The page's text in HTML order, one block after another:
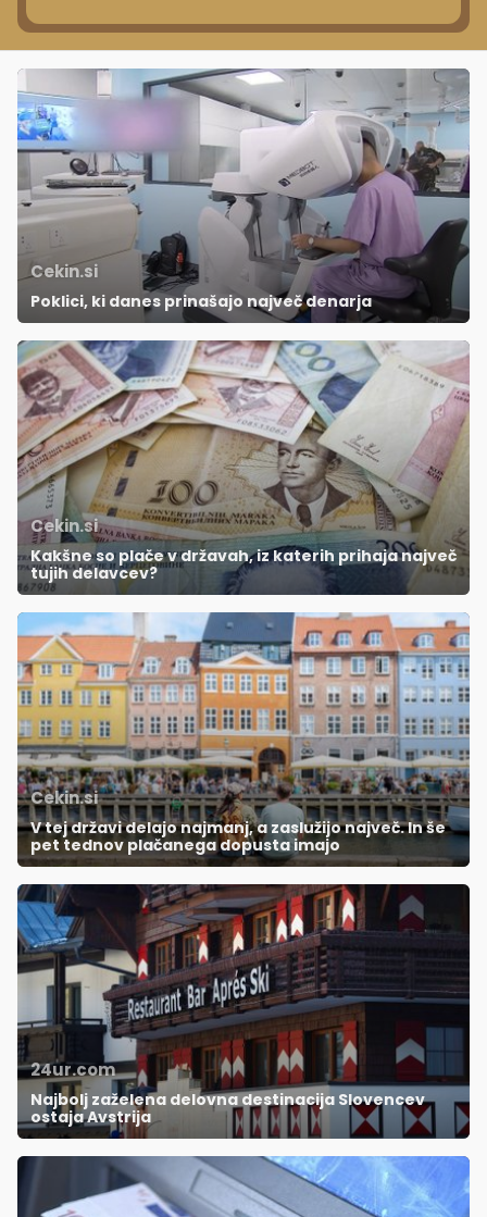
Cekin.si
Poklici, ki danes prinašajo največ denarja
Cekin.si
Kakšne so plače v državah, iz katerih prihaja največ
tujih delavcev?
Cekin.si
V tej državi delajo najmanj, a zaslužijo največ. In še
pet tednov plačanega dopusta imajo
24ur.com
Najbolj zaželena delovna destinacija Slovencev
ostaja Avstrija